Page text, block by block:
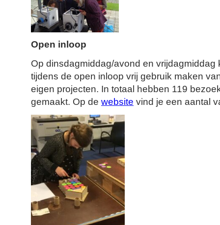
Open inloop
Op dinsdagmiddag/avond en vrijdagmiddag
tijdens de open inloop vrij gebruik maken
eigen projecten. In totaal hebben 119
gemaakt. Op de website vind je een aantal